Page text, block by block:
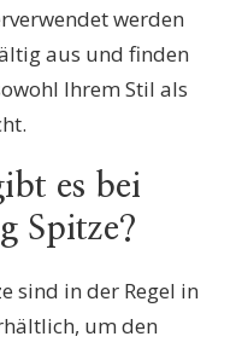
werden
aus und finden
Ihrem Stil als
es bei
Spitze?
sind in der Regel in
um den